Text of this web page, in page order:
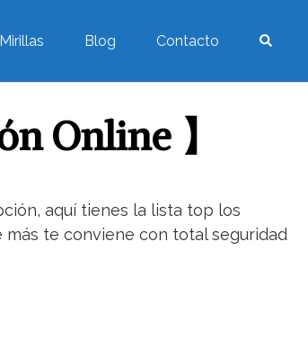
Mirillas Blog Contacto
Online 】
aquí tienes la lista top los
te conviene con total seguridad